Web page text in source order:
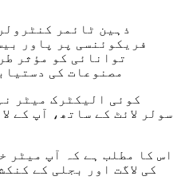
فریکوئنسی پر پاور
توانائی کو مؤثر
مصنوعات کی
سولر لائٹ کے ساتھ، آپ کے
اس کا مطلب ہے کہ آپ میٹر
کی لاگت اور بجلی کے